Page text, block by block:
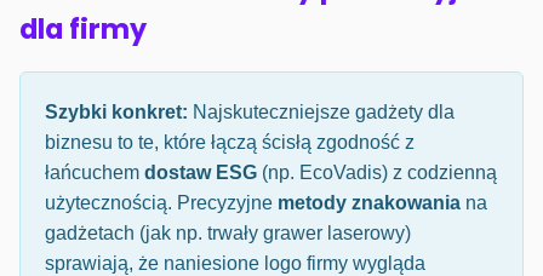
dla firmy
Szybki konkret: Najskuteczniejsze gadżety dla
biznesu to te, które łączą ścisłą zgodność z
łańcuchem dostaw ESG (np. EcoVadis) z codzienną
użytecznością. Precyzyjne metody znakowania na
gadżetach (jak np. trwały grawer laserowy)
sprawiają, że naniesione logo firmy wygląda